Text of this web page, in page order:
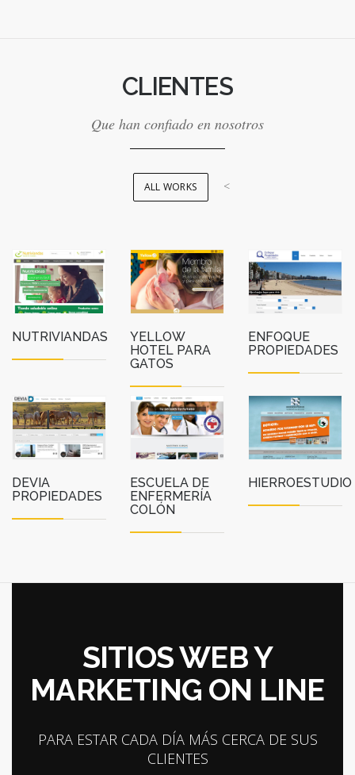
CLIENTES
Que han confiado en nosotros
ALL WORKS <
NUTRIVIANDAS
YELLOW
HOTEL PARA
GATOS
ENFOQUE
PROPIEDADES
DEVIA
PROPIEDADES
ESCUELA DE
ENFERMERÍA
COLÓN
HIERROESTUDIO
SITIOS WEB Y
MARKETING ON LINE
PARA ESTAR CADA DÍA MÁS CERCA DE SUS
CLIENTES